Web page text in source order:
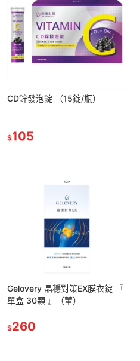
CD鋅發泡錠 （15錠/瓶）
$105
Gelovery 晶穩對策EX膜衣錠 『
單盒 30顆 』（葷）
$260